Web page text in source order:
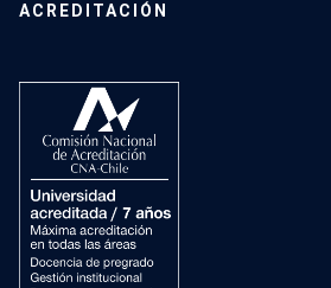
ACREDITACIÓN